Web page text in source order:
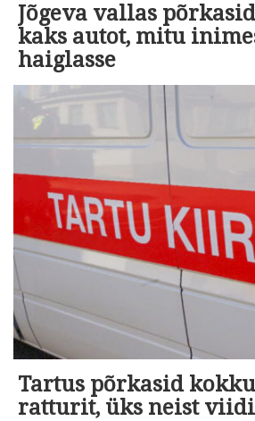
Jõgeva vallas
kaks autot, mitu
haiglasse
Tartus põrkasid
ratturit, üks neist viidi